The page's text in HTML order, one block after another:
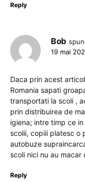
Reply
Bob
19 mai
Daca prin acest
Romania sapati
transportati la scoli ,
prin distribuirea de
igiena; intre timp ce
scolii, copiii platesc o
autobuze
scoli nici nu au macar
Reply